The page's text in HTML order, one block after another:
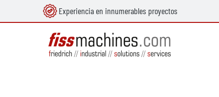
principal Experiencia en innumerables proyectos